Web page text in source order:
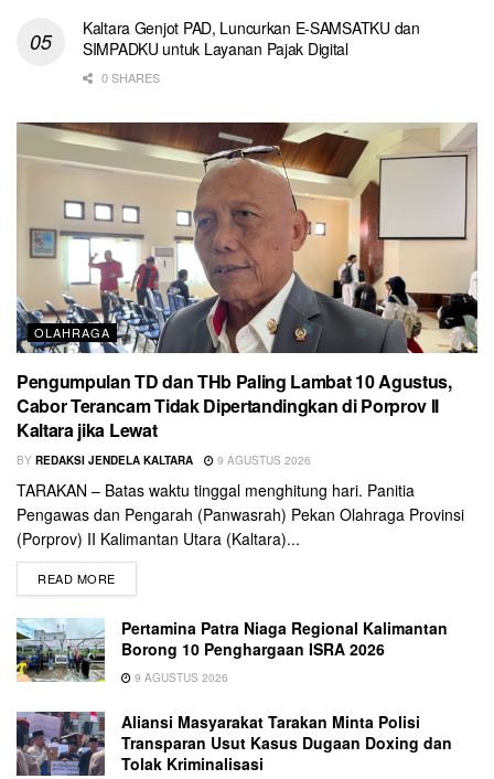
Kaltara Genjot PAD, Luncurkan E-SAMSATKU dan
SIMPADKU untuk Layanan Pajak Digital
0 SHARES
OLAHRAGA
Pengumpulan TD dan THb Paling Lambat 10 Agustus,
Cabor Terancam Tidak Dipertandingkan di Porprov II
Kaltara jika Lewat
BY REDAKSI JENDELA KALTARA 9 AGUSTUS 2026
TARAKAN – Batas waktu tinggal menghitung hari. Panitia
Pengawas dan Pengarah (Panwasrah) Pekan Olahraga Provinsi
(Porprov) II Kalimantan Utara (Kaltara)...
READ MORE
Pertamina Patra Niaga Regional Kalimantan
Borong 10 Penghargaan ISRA 2026
9 AGUSTUS 2026
Aliansi Masyarakat Tarakan Minta Polisi
Transparan Usut Kasus Dugaan Doxing dan
Tolak Kriminalisasi